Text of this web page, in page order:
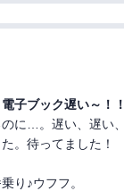
子ブック遅い～！！
に…。遅い、遅い
。待ってました！
り♪ウフフ。